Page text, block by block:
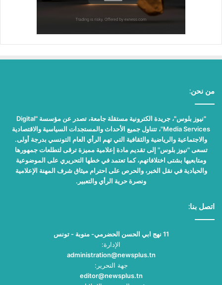
من نحن:
"نيوز بلوس"، جريدة الكترونية مستقلة جامعة، تصدر عن مؤسسة "Digital
Media Services"، تتناول جميع الأحداث والمستجدات السياسية والاقتصادية
والاجتماعية والرياضية والثقافية التي تهم الرأي العام التونسي بدرجة أولى.
تسعى "نيوز بلوس" إلى تقديم مادة إعلامية مميزة ترقى لتطلعات جمهورها
ومتابعيها بشتى اختلافاتهم، كما تعتمد في خطها التحريري على الموضوعية
والحيادية في نقل الخبر، والحرص على احترام ميثاق شرف المهنة الإعلامية
ونصرة حرية الرأي والتعبير.
اتصل بنا:
11 نهج ابي الحسن الحضرمي- منوبة - تونس
الإدارة:
administration@newsplus.tn
جهة التحرير:
editor@newsplus.tn